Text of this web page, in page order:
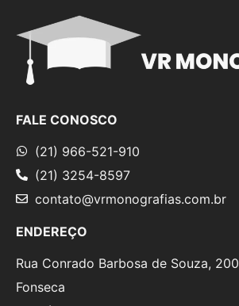
FALE CONOSCO
(21) 966-521-910
(21) 3254-8597
contato@vrmonografias.com.br
ENDEREÇO
Rua Conrado Barbosa de Souza, 200
Fonseca